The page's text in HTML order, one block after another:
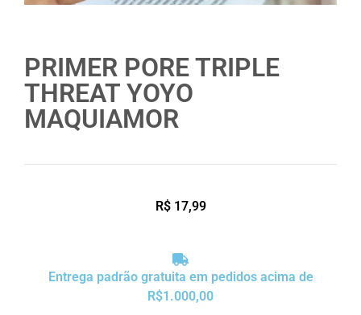
PRIMER PORE TRIPLE
THREAT YOYO
MAQUIAMOR
R$17,99
Entrega padrão gratuita em pedidos acima de
R$1.000,00